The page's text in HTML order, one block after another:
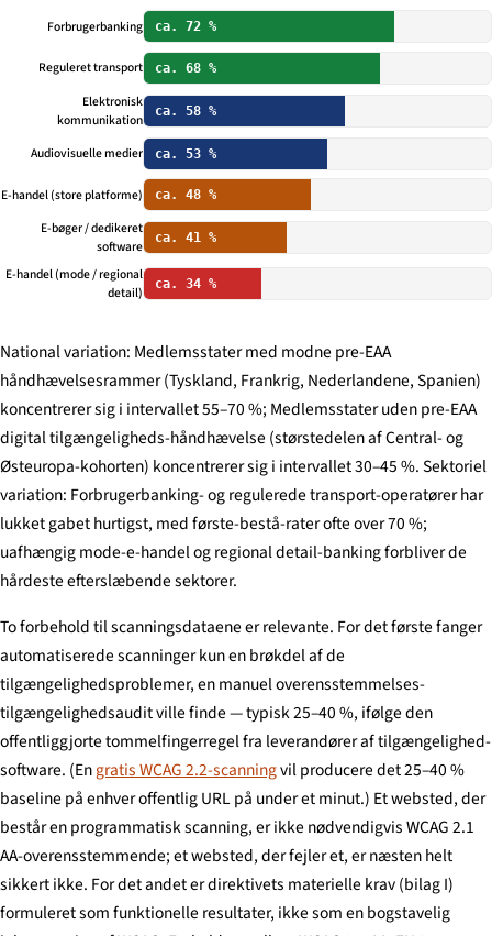
Forbrugerbanking ca. 72 %
Reguleret transport ca. 68 %
Elektronisk
kommunikation
ca. 58 %
Audiovisuelle medier ca. 53 %
E-handel (store platforme) ca. 48 %
E-bøger / dedikeret
software
ca. 41 %
E-handel (mode / regional
detail)
ca. 34 %
National variation: Medlemsstater med modne pre-EAA
håndhævelsesrammer (Tyskland, Frankrig, Nederlandene, Spanien)
koncentrerer sig i intervallet 55–70 %; Medlemsstater uden pre-EAA
digital tilgængeligheds-håndhævelse (størstedelen af Central- og
Østeuropa-kohorten) koncentrerer sig i intervallet 30–45 %. Sektoriel
variation: Forbrugerbanking- og regulerede transport-operatører har
lukket gabet hurtigst, med første-bestå-rater ofte over 70 %;
uafhængig mode-e-handel og regional detail-banking forbliver de
hårdeste efterslæbende sektorer.
To forbehold til scanningsdataene er relevante. For det første fanger
automatiserede scanninger kun en brøkdel af de
tilgængelighedsproblemer, en manuel overensstemmelses-
tilgængelighedsaudit ville finde — typisk 25–40 %, ifølge den
offentliggjorte tommelfingerregel fra leverandører af tilgængelighed-
software. (Engratis WCAG 2.2-scanningvil producere det 25–40 %
baseline på enhver offentlig URL på under et minut.) Et websted, der
består en programmatisk scanning, er ikke nødvendigvis WCAG 2.1
AA-overensstemmende; et websted, der fejler et, er næsten helt
sikkert ikke. For det andet er direktivets materielle krav (bilag I)
formuleret som funktionelle resultater, ikke som en bogstavelig